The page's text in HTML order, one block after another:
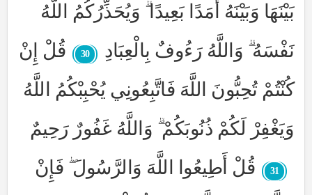
بَيْنَهَا وَبَيْنَهُ أَمَدًا بَعِيدًا ۗ وَيُحَذِّرُكُمُ اللَّهُ
نَفْسَهُ ۗ وَاللَّهُ رَءُوفٌ بِالْعِبَادِ
30
قُلْ إِنْ
كُنْتُمْ تُحِبُّونَ اللَّهَ فَاتَّبِعُونِي يُحْبِبْكُمُ اللَّهُ
وَيَغْفِرْ لَكُمْ ذُنُوبَكُمْ ۗ وَاللَّهُ غَفُورٌ رَحِيمٌ
31
قُلْ أَطِيعُوا اللَّهَ وَالرَّسُولَ ۖ فَإِنْ